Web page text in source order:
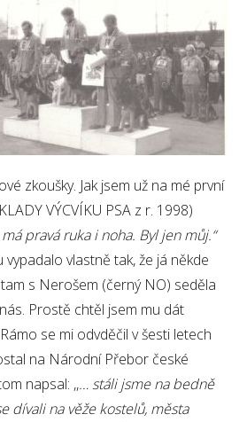
zkoušky. Jak jsem už na mé první
VÝCVÍKU PSA z r. 1998)
pravá ruka i noha. Byl jen můj.“
vlastně tak, že já někde
s Nerošem (černý NO) seděla
Prostě chtěl jsem mu dát
se mi odvděčil v šesti letech
na Národní Přebor české
napsal: ,,… stáli jsme na bedně
dívali na věže kostelů, města